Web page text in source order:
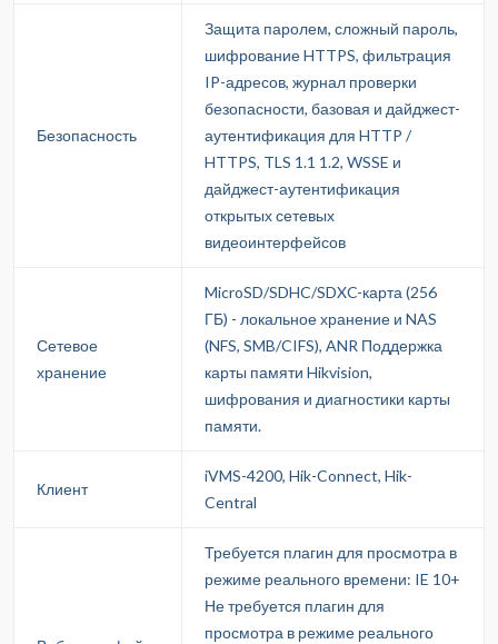
Безопасность
Защита паролем, сложный пароль,
шифрование HTTPS, фильтрация
IP-адресов, журнал проверки
безопасности, базовая и дайджест-
аутентификация для HTTP /
HTTPS, TLS 1.1 1.2, WSSE и
дайджест-аутентификация
открытых сетевых
видеоинтерфейсов
Сетевое
хранение
MicroSD/SDHC/SDXC-карта (256
ГБ) - локальное хранение и NAS
(NFS, SMB/CIFS), ANR Поддержка
карты памяти Hikvision,
шифрования и диагностики карты
памяти.
Клиент
iVMS-4200, Hik-Connect, Hik-
Central
Требуется плагин для просмотра в
режиме реального времени: IE 10+
Не требуется плагин для
просмотра в режиме реального